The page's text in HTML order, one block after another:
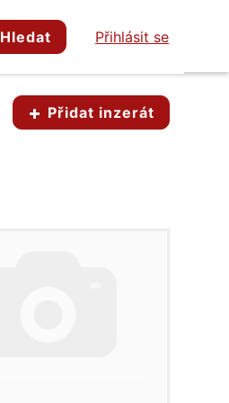
Hledat Přihlásit se
Přidat inzerát